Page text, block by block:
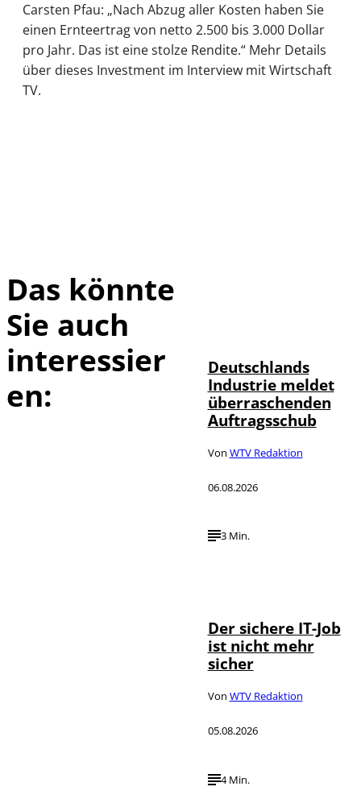
Carsten Pfau: „Nach Abzug aller Kosten haben Sie
einen Ernteertrag von netto 2.500 bis 3.000 Dollar
pro Jahr. Das ist eine stolze Rendite.“ Mehr Details
über dieses Investment im Interview mit Wirtschaft
TV.
Das könnte
Sie auch
interessier
en:
Deutschlands
Industrie meldet
überraschenden
Auftragsschub
Von WTV Redaktion
06.08.2026
3 Min.
Der sichere IT-Job
ist nicht mehr
sicher
Von WTV Redaktion
05.08.2026
4 Min.